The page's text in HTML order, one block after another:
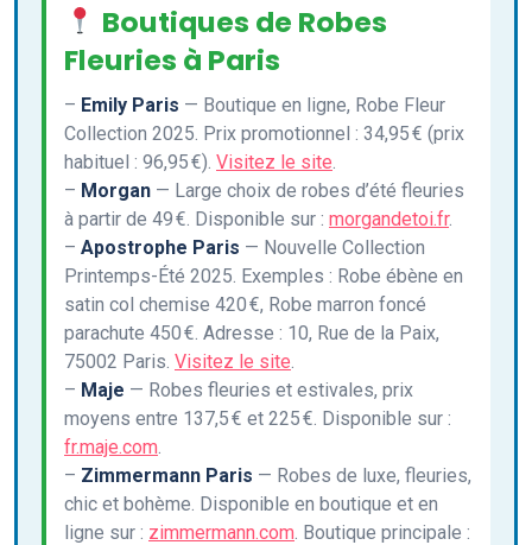
Boutiques de Robes
Fleuries à Paris
– Emily Paris — Boutique en ligne, Robe Fleur
Collection 2025. Prix promotionnel : 34,95 € (prix
habituel : 96,95 €). Visitez le site
– Morgan — Large choix de robes d’été fleuries
à partir de 49 €. Disponible sur : morgandetoi.fr.
– Apostrophe Paris — Nouvelle Collection
Printemps-Été 2025. Exemples : Robe ébène en
satin col chemise 420 €, Robe marron foncé
parachute 450 €. Adresse : 10, Rue de la Paix,
75002 Paris. Visitez le site
– Maje — Robes fleuries et estivales, prix
moyens entre 137,5 € et 225 €. Disponible sur :
fr.maje.com
– Zimmermann Paris — Robes de luxe, fleuries,
chic et bohème. Disponible en boutique et en
ligne sur : zimmermann.com . Boutique principale :